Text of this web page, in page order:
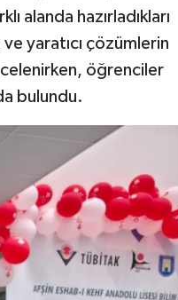
alanda hazırladıkları
yaratıcı çözümlerin
öğrenciler
bulundu.